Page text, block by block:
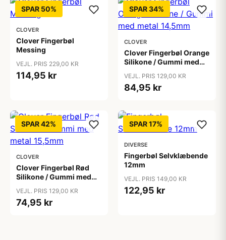
SPAR 50%
CLOVER
Clover Fingerbøl
Messing
VEJL. PRIS 229,00 KR
114,95 kr
SPAR 34%
CLOVER
Clover Fingerbøl Orange
Silikone / Gummi med
VEJL. PRIS 129,00 KR
84,95 kr
SPAR 42%
CLOVER
Clover Fingerbøl Rød
Silikone / Gummi med
VEJL. PRIS 129,00 KR
74,95 kr
SPAR 17%
DIVERSE
Fingerbøl Selvklæbende
12mm
VEJL. PRIS 149,00 KR
122,95 kr